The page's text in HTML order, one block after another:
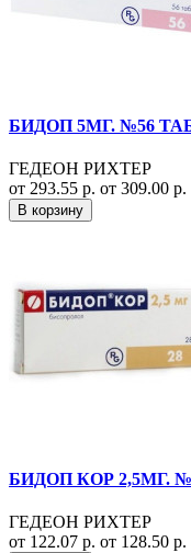
БИДОП 5МГ. №56
ГЕДЕОН РИХТЕР
от 293.55 р. от 309.00 р.
В корзину
БИДОП КОР 2,5МГ.
ГЕДЕОН РИХТЕР
от 122.07 р. от 128.50 р.